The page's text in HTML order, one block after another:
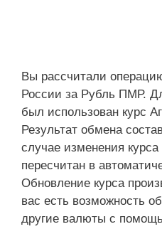
Вы рассчитали
России за Рубль ПМР.
был использован курс
Результат обмена
случае изменения курса
пересчитан в
Обновление курса
вас есть возможность
другие валюты с